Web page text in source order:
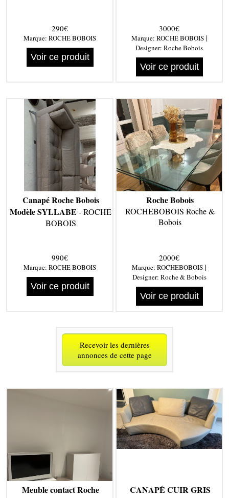
290€
Marque: ROCHE BOBOIS
Voir ce produit
3000€
Marque: ROCHE BOBOIS|
Designer: Roche Bobois
Voir ce produit
Canapé Roche Bobois
Modèle SYLLABE - ROCHE
BOBOIS
990€
Marque: ROCHE BOBOIS
Voir ce produit
Roche Bobois
ROCHEBOBOIS Roche &
Bobois
2000€
Marque: ROCHEBOBOIS |
Designer: Roche & Bobois
Voir ce produit
Recevoir les dernières
annonces de cette page
Meuble contact Roche
CANAPÉ CUIR GRIS